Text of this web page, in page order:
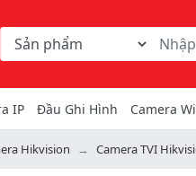
Chọn danh mục tìm kiếm
Từ khóa hoặc mã hàng
IP Đầu Ghi Hình Camera
Hikvision Camera TVI